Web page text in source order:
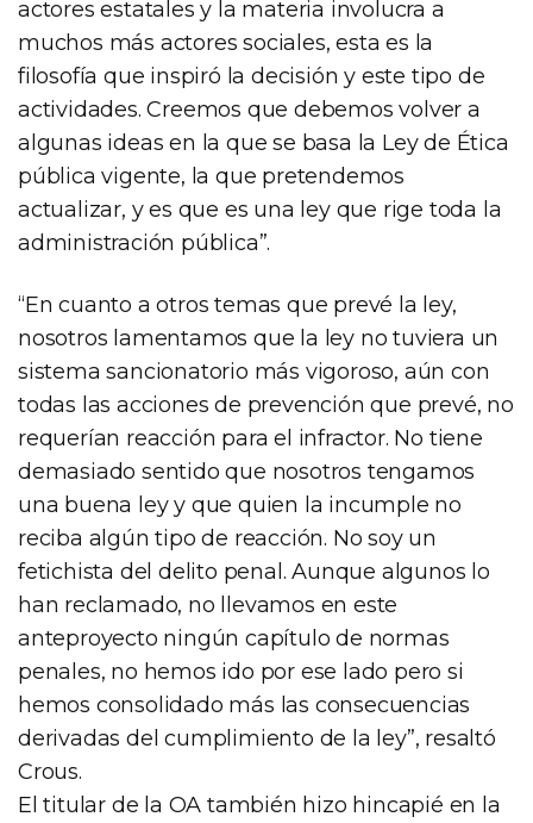
actores estatales y la materia involucra a
muchos más actores sociales, esta es la
filosofía que inspiró la decisión y este tipo de
actividades. Creemos que debemos volver a
algunas ideas en la que se basa la Ley de Ética
pública vigente, la que pretendemos
actualizar, y es que es una ley que rige toda la
administración pública”.
“En cuanto a otros temas que prevé la ley,
nosotros lamentamos que la ley no tuviera un
sistema sancionatorio más vigoroso, aún con
todas las acciones de prevención que prevé, no
requerían reacción para el infractor. No tiene
demasiado sentido que nosotros tengamos
una buena ley y que quien la incumple no
reciba algún tipo de reacción. No soy un
fetichista del delito penal. Aunque algunos lo
han reclamado, no llevamos en este
anteproyecto ningún capítulo de normas
penales, no hemos ido por ese lado pero si
hemos consolidado más las consecuencias
derivadas del cumplimiento de la ley”, resaltó
Crous.
El titular de la OA también hizo hincapié en la